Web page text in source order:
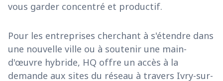
vous garder concentré et productif.
Pour les entreprises cherchant à s'étendre dans
une nouvelle ville ou à soutenir une main-
d'œuvre hybride, HQ offre un accès à la
demande aux sites du réseau à travers Ivry-sur-